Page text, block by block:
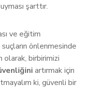
şarttır.
ve eğitim
suçların önlenmesinde
olarak, birbirimizi
artırmak için
ki, güvenli bir